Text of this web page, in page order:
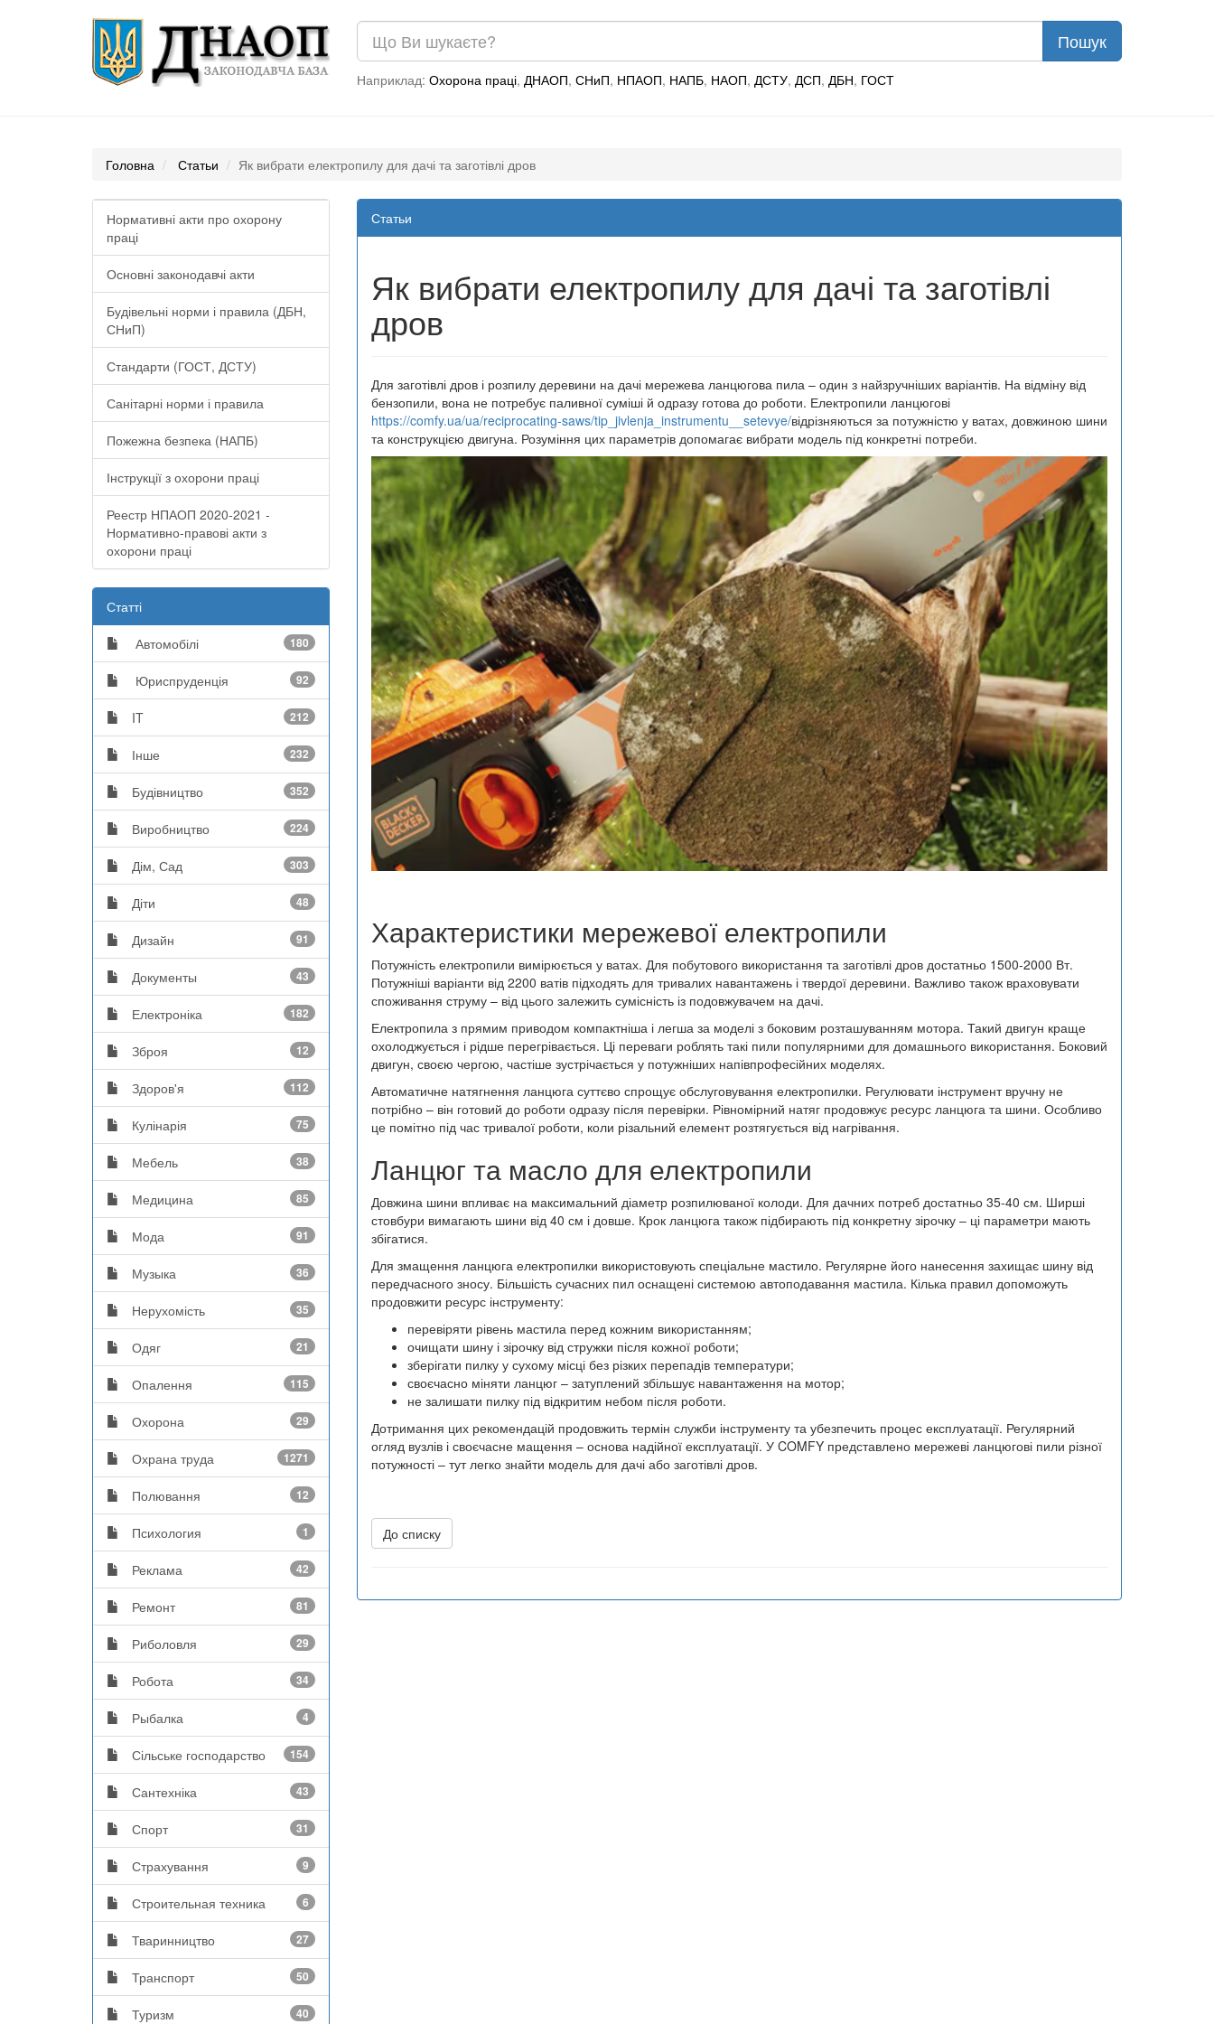
Наприклад: Охорона праці, ДНАОП, СНиП, НПАОП, НАПБ, НАОП, ДСТУ, ДСП, ДБН, ГОСТ
Головна Статьи Як вибрати електропилу для дачі та заготівлі дров
Нормативні акти про охорону
праці
Основні законодавчі акти
Будівельні норми і правила (ДБН,
СНиП)
Стандарти (ГОСТ, ДСТУ)
Санітарні норми і правила
Пожежна безпека (НАПБ)
Інструкції з охорони праці
Реестр НПАОП 2020-2021 -
Нормативно-правові акти з
охорони праці
Статті
Автомобілі 180
Юриспруденція 92
IT 212
Інше 232
Будівництво 352
Виробництво 224
Дім, Сад 303
Діти 48
Дизайн 91
Документы 43
Електроніка 182
Зброя 12
Здоров'я 112
Кулінарія 75
Мебель 38
Медицина 85
Мода 91
Музыка 36
Нерухомість 35
Одяг 21
Опалення 115
Охорона 29
Охрана труда 1271
Полювання 12
Психология 1
Реклама 42
Ремонт 81
Риболовля 29
Робота 34
Рыбалка 4
Сільське господарство 154
Сантехніка 43
Спорт 31
Страхування 9
Строительная техника 6
Тваринництво 27
Транспорт 50
Туризм 40
Статьи
Як вибрати електропилу для дачі та заготівлі
дров
Для заготівлі дров і розпилу деревини на дачі мережева ланцюгова пила – один з найзручніших варіантів. На відміну від
бензопили, вона не потребує паливної суміші й одразу готова до роботи. Електропили ланцюгові
https://comfy.ua/ua/reciprocating-saws/tip_jivlenja_instrumentu__setevye/відрізняються за потужністю у ватах, довжиною шини
та конструкцією двигуна. Розуміння цих параметрів допомагає вибрати модель під конкретні потреби.
Характеристики мережевої електропили
Потужність електропили вимірюється у ватах. Для побутового використання та заготівлі дров достатньо 1500-2000 Вт.
Потужніші варіанти від 2200 ватів підходять для тривалих навантажень і твердої деревини. Важливо також враховувати
споживання струму – від цього залежить сумісність із подовжувачем на дачі.
Електропила з прямим приводом компактніша і легша за моделі з боковим розташуванням мотора. Такий двигун краще
охолоджується і рідше перегрівається. Ці переваги роблять такі пили популярними для домашнього використання. Боковий
двигун, своєю чергою, частіше зустрічається у потужніших напівпрофесійних моделях.
Автоматичне натягнення ланцюга суттєво спрощує обслуговування електропилки. Регулювати інструмент вручну не
потрібно – він готовий до роботи одразу після перевірки. Рівномірний натяг продовжує ресурс ланцюга та шини. Особливо
це помітно під час тривалої роботи, коли різальний елемент розтягується від нагрівання.
Ланцюг та масло для електропили
Довжина шини впливає на максимальний діаметр розпилюваної колоди. Для дачних потреб достатньо 35-40 см. Ширші
стовбури вимагають шини від 40 см і довше. Крок ланцюга також підбирають під конкретну зірочку – ці параметри мають
збігатися.
Для змащення ланцюга електропилки використовують спеціальне мастило. Регулярне його нанесення захищає шину від
передчасного зносу. Більшість сучасних пил оснащені системою автоподавання мастила. Кілька правил допоможуть
продовжити ресурс інструменту:
перевіряти рівень мастила перед кожним використанням;
очищати шину і зірочку від стружки після кожної роботи;
зберігати пилку у сухому місці без різких перепадів температури;
своєчасно міняти ланцюг – затуплений збільшує навантаження на мотор;
не залишати пилку під відкритим небом після роботи.
Дотримання цих рекомендацій продовжить термін служби інструменту та убезпечить процес експлуатації. Регулярний
огляд вузлів і своєчасне мащення – основа надійної експлуатації. У COMFY представлено мережеві ланцюгові пили різної
потужності – тут легко знайти модель для дачі або заготівлі дров.
До списку